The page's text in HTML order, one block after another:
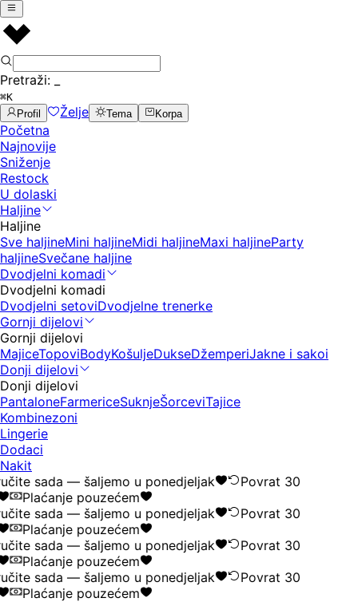
Pretraži:
⌘K
Profil
Želje Tema Korpa
Početna
Najnovije
Sniženje
Restock
U dolaski
Haljine
Haljine
Sve haljineMini haljineMidi haljineMaxi haljineParty
haljineSvečane haljine
Dvodjelni komadi
Dvodjelni komadi
Dvodjelni setoviDvodjelne trenerke
Gornji dijelovi
Gornji dijelovi
MajiceTopoviBodyKošuljeDukseDžemperiJakne i sakoi
Donji dijelovi
Donji dijelovi
PantaloneFarmericeSuknjeŠorceviTajice
Kombinezoni
Lingerie
Dodaci
Nakit
sada — šaljemo u ponedjeljak
Povrat 30
Plaćanje pouzećem
sada — šaljemo u ponedjeljak
Povrat 30
Plaćanje pouzećem
sada — šaljemo u ponedjeljak
Povrat 30
Plaćanje pouzećem
sada — šaljemo u ponedjeljak
Povrat 30
Plaćanje pouzećem